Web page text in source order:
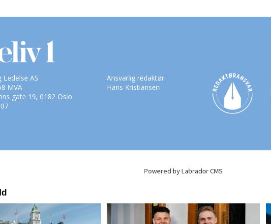
AS
MVA
gate 19, 0182 Oslo
Ansvarlig redaktør:
Hans Kristiansen
Powered by Labrador CMS